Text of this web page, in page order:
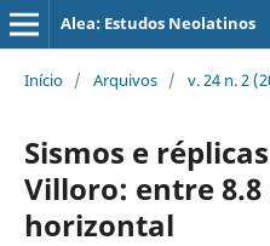
Alea: Estudos Neolatinos
Início / Arquivos / v. 24 n. 2
Sismos e
Villoro: entre 8.8
horizontal